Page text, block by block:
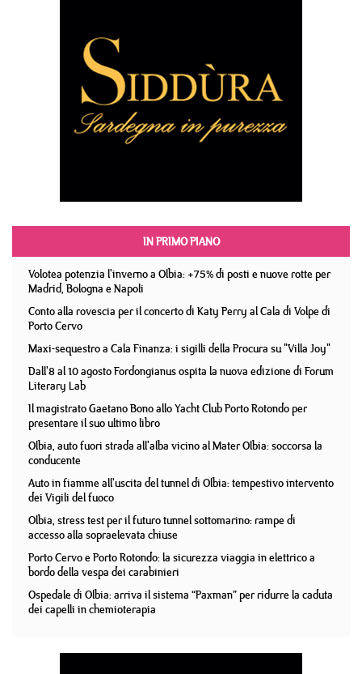
IN PRIMO PIANO
Volotea potenzia l'inverno a Olbia: +75% di posti e nuove rotte per
Madrid, Bologna e Napoli
Conto alla rovescia per il concerto di Katy Perry al Cala di Volpe di
Porto Cervo
Maxi-sequestro a Cala Finanza: i sigilli della Procura su "Villa Joy"
Dall'8 al 10 agosto Fordongianus ospita la nuova edizione di Forum
Literary Lab
Il magistrato Gaetano Bono allo Yacht Club Porto Rotondo per
presentare il suo ultimo libro
Olbia, auto fuori strada all'alba vicino al Mater Olbia: soccorsa la
conducente
Auto in fiamme all'uscita del tunnel di Olbia: tempestivo intervento
dei Vigili del fuoco
Olbia, stress test per il futuro tunnel sottomarino: rampe di
accesso alla sopraelevata chiuse
Porto Cervo e Porto Rotondo: la sicurezza viaggia in elettrico a
bordo della vespa dei carabinieri
Ospedale di Olbia: arriva il sistema “Paxman” per ridurre la caduta
dei capelli in chemioterapia